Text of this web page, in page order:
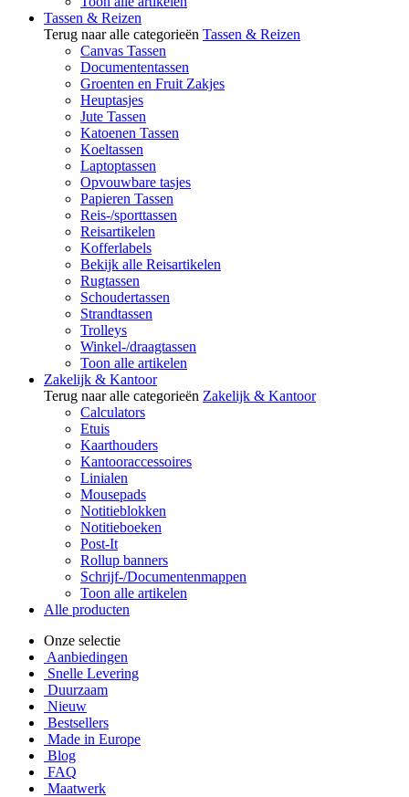
Tassen & Reizen
Terug naar alle categorieën Tassen & Reizen
Canvas Tassen
Documententassen
Groenten en Fruit Zakjes
Heuptasjes
Jute Tassen
Katoenen Tassen
Koeltassen
Laptoptassen
Opvouwbare tasjes
Papieren Tassen
Reis-/sporttassen
Reisartikelen
Kofferlabels
Bekijk alle Reisartikelen
Rugtassen
Schoudertassen
Strandtassen
Trolleys
Winkel-/draagtassen
Toon alle artikelen
Zakelijk & Kantoor
Terug naar alle categorieën Zakelijk & Kantoor
Calculators
Etuis
Kaarthouders
Kantooraccessoires
Linialen
Mousepads
Notitieblokken
Notitieboeken
Post-It
Rollup banners
Schrijf-/Documentenmappen
Toon alle artikelen
Alle producten
Onze selectie
Aanbiedingen
Snelle Levering
Duurzaam
Nieuw
Bestsellers
Made in Europe
Blog
FAQ
Maatwerk